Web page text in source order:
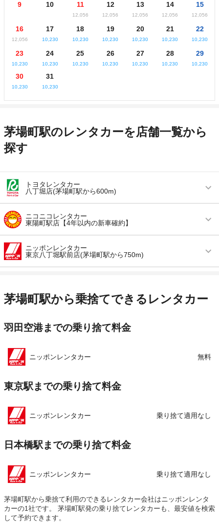
9 10 11
12,056
12
12,056
13
12,056
14
12,056
15
12,056
16
12,056
17
10,230
18
10,230
19
10,230
20
10,230
21
10,230
22
10,230
23
10,230
24
10,230
25
10,230
26
10,230
27
10,230
28
10,230
29
10,230
30
10,230
31
10,230
茅場町駅のレンタカーを店舗一覧から
探す
トヨタレンタカー
八丁堀店(茅場町駅から600m)
営業時間 毎日 08:00 ～ 20:00
アクセス 八丁堀駅より徒歩で約1分（送迎なし）
住所
東京都中央区八丁堀4-10-2【050-3132-1037店舗
からの着信番号】
この店舗でレンタカーを探す
ニコニコレンタカー
東陽町駅店【4年以内の新車確約】
営業時間
(月〜金) 07:00 ～ 21:00 / (土・日) 07:00 ～
22:00 / (祝) 07:00 ～ 21:00
アクセス 東陽町駅より徒歩で約5分（送迎なし）
店舗詳細 店舗詳細ページはこちら
この店舗でレンタカーを探す
ニッポンレンタカー
東京八丁堀駅前店(茅場町駅から750m)
アクセス 八丁堀駅より徒歩で約1分（送迎なし）
店舗詳細 店舗詳細ページはこちら
茅場町駅から乗捨てできるレンタカー
羽田空港までの乗り捨て料金
ニッポンレンタカー 無料
東京駅までの乗り捨て料金
ニッポンレンタカー 乗り捨て適用なし
日本橋駅までの乗り捨て料金
ニッポンレンタカー 乗り捨て適用なし
茅場町駅から乗捨て利用のできるレンタカー会社はニッポンレンタ
カーの1社です。 茅場町駅発の乗り捨てレンタカーも、最安値を検索
して予約できます。